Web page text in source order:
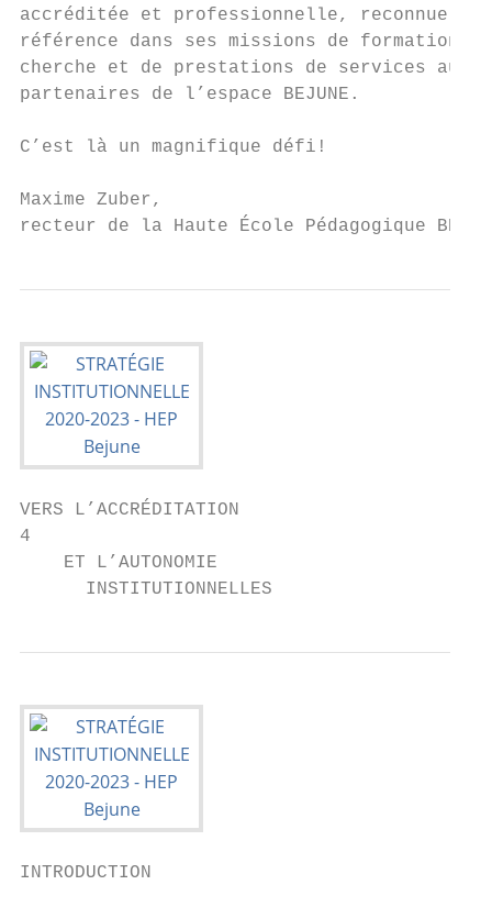
accréditée et professionnelle, reconnue
référence dans ses missions de formation,
cherche et de prestations de services
partenaires de l’espace BEJUNE.
C’est là un magnifique défi!
Maxime Zuber,
recteur de la Haute École Pédagogique
VERS L’ACCRÉDITATION
4
    ET L’AUTONOMIE
      INSTITUTIONNELLES
INTRODUCTION